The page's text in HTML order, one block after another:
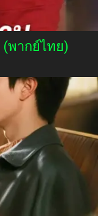
(พากย์ไทย)